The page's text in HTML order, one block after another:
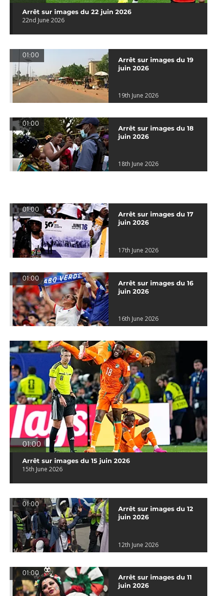
Arrêt sur images du 22 juin 2026
22nd June 2026
01:00
Arrêt sur images du 19
juin 2026
19th June 2026
01:00
Arrêt sur images du 18
juin 2026
18th June 2026
01:00
Arrêt sur images du 17
juin 2026
17th June 2026
01:00
Arrêt sur images du 16
juin 2026
16th June 2026
01:00
Arrêt sur images du 15 juin 2026
15th June 2026
01:00
Arrêt sur images du 12
juin 2026
12th June 2026
01:00
Arrêt sur images du 11
juin 2026